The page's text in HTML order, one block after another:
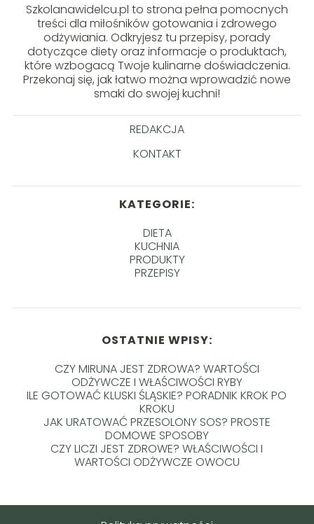
Szkolanawidelcu.pl to strona pełna pomocnych
treści dla miłośników gotowania i zdrowego
odżywiania. Odkryjesz tu przepisy, porady
dotyczące diety oraz informacje o produktach,
które wzbogacą Twoje kulinarne doświadczenia.
Przekonaj się, jak łatwo można wprowadzić nowe
smaki do swojej kuchni!
REDAKCJA
KONTAKT
KATEGORIE:
DIETA
KUCHNIA
PRODUKTY
PRZEPISY
OSTATNIE WPISY:
CZY MIRUNA JEST ZDROWA? WARTOŚCI
ODŻYWCZE I WŁAŚCIWOŚCI RYBY
ILE GOTOWAĆ KLUSKI ŚLĄSKIE? PORADNIK KROK PO
KROKU
JAK URATOWAĆ PRZESOLONY SOS? PROSTE
DOMOWE SPOSOBY
CZY LICZI JEST ZDROWE? WŁAŚCIWOŚCI I
WARTOŚCI ODŻYWCZE OWOCU